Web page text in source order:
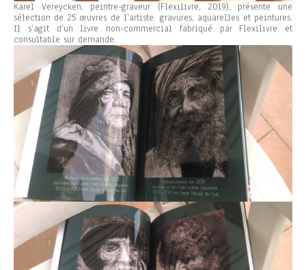
Karel Vereycken, peintre-graveur (Flexilivre, 2019), présente une
sélection de 25 œuvres de l’artiste: gravures, aquarelles et peintures.
Il s’agit d’un livre non-commercial fabriqué par Flexilivre et
consultable sur demande.